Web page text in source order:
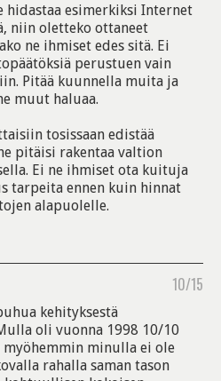
hidastaa esimerkiksi Internet
niin oletteko ottaneet
ne ihmiset edes sitä. Ei
perustuen vain
Pitää kuunnella muita ja
muut haluaa.
tosissaan edistää
pitäisi rakentaa valtion
Ei ne ihmiset ota kuituja
tarpeita ennen kuin hinnat
alapuolelle.
10/15
kehityksestä
oli vuonna 1998 10/10
minulla ei ole
rahalla saman tason